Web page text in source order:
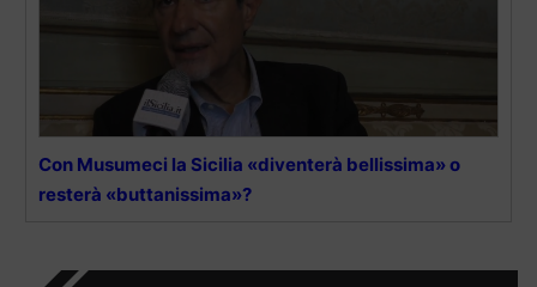
Con Musumeci la Sicilia «diventerà bellissima» o
resterà «buttanissima»?